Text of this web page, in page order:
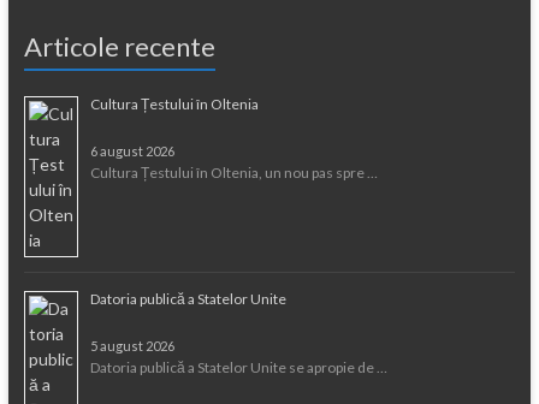
Articole recente
Cultura Țestului în Oltenia
6 august 2026
Cultura Țestului în Oltenia, un nou pas spre …
Datoria publică a Statelor Unite
5 august 2026
Datoria publică a Statelor Unite se apropie de …